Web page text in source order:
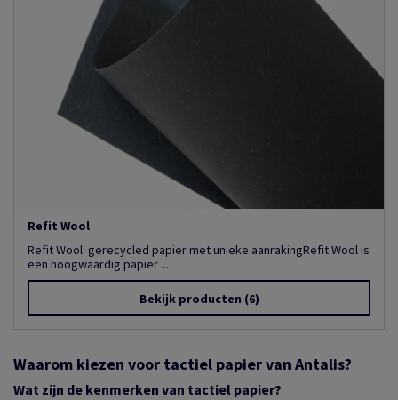
Refit Wool
Refit Wool: gerecycled papier met unieke aanrakingRefit Wool is
een hoogwaardig papier ...
Bekijk producten (6)
Waarom kiezen voor tactiel papier van Antalis?
Wat zijn de kenmerken van tactiel papier?